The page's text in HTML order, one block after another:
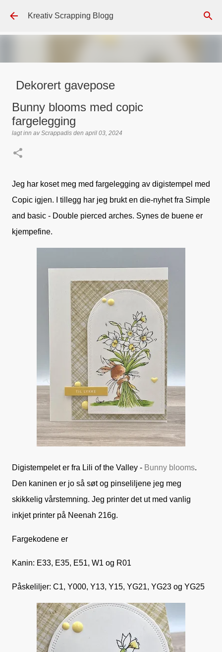
Gå til hovedinnhold
Kreativ Scrapping Blogg
Dekorert gavepose
GAVEPOSE / POSEKORT
TEKST KLISTREMERKER / STICKERS
Bunny blooms med copic
fargelegging
lagt inn avScrappadis den april 03, 2024
Jeg har koset meg med fargelegging av digistempel med
Copic igjen. I tillegg har jeg brukt en die-nyhet fra Simple
and basic - Double pierced arches. Synes de buene er
kjempefine.
Digistempelet er fra Lili of the Valley - Bunny blooms.
Den kaninen er jo så søt og pinseliljene jeg meg
skikkelig vårstemning. Jeg printer det ut med vanlig
inkjet printer på Neenah 216g.
Fargekodene er
Kanin: E33, E35, E51, W1 og R01
Påskeliljer: C1, Y000, Y13, Y15, YG21, YG23 og YG25